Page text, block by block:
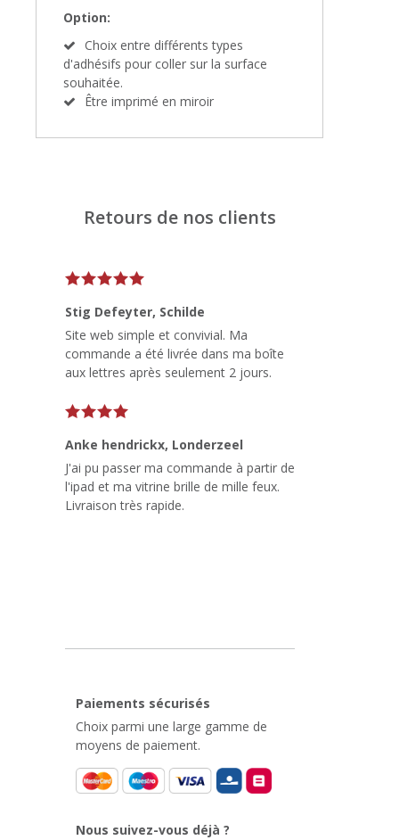
Option:
Choix entre différents types
d'adhésifs pour coller sur la surface
souhaitée.
Être imprimé en miroir
Retours de nos clients
Stig Defeyter, Schilde
Site web simple et convivial. Ma
commande a été livrée dans ma boîte
aux lettres après seulement 2 jours.
Anke hendrickx, Londerzeel
J'ai pu passer ma commande à partir de
l'ipad et ma vitrine brille de mille feux.
Livraison très rapide.
Paiements sécurisés
Choix parmi une large gamme de
moyens de paiement.
Nous suivez-vous déjà ?